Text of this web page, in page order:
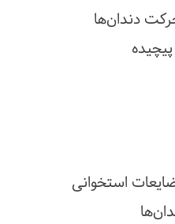
دندان‌ها
استخوانی